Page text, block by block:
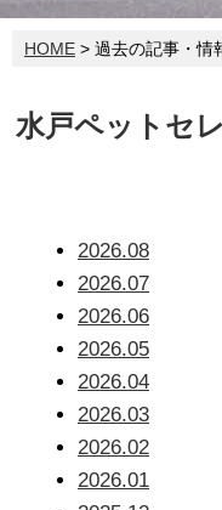
HOME > 過去の記事・情
水戸ペットセ
2026.08
2026.07
2026.06
2026.05
2026.04
2026.03
2026.02
2026.01